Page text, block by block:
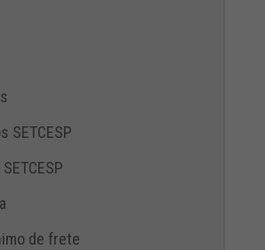
SETCESP
de frete